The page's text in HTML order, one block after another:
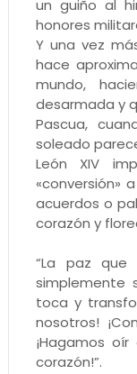
un guiño al
honores
Y una vez
hace
mundo,
desarmada y
Pascua,
soleado
León XIV
«conversión»
acuerdos o
corazón y
“La paz
simplemente
toca y
nosotros!
¡Hagamos
corazón!”.